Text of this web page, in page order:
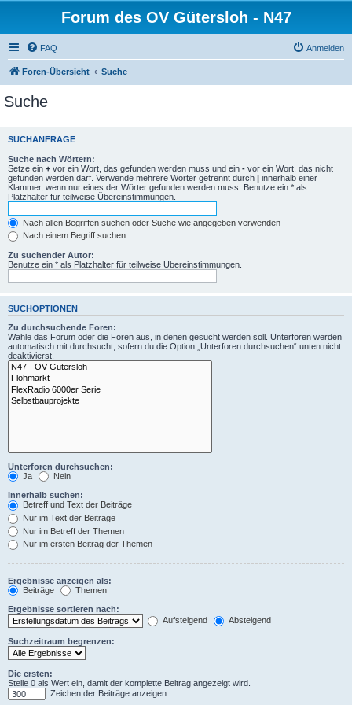
Forum des OV Gütersloh - N47
FAQ Anmelden
Foren-Übersicht Suche
Suche
SUCHANFRAGE
Suche nach Wörtern:
Setze ein + vor ein Wort, das gefunden werden muss und ein - vor ein Wort, das nicht
gefunden werden darf. Verwende mehrere Wörter getrennt durch | innerhalb einer
Klammer, wenn nur eines der Wörter gefunden werden muss. Benutze ein * als
Platzhalter für teilweise Übereinstimmungen.
Nach allen Begriffen suchen oder Suche wie angegeben verwenden
Nach einem Begriff suchen
Zu suchender Autor:
Benutze ein * als Platzhalter für teilweise Übereinstimmungen.
SUCHOPTIONEN
Zu durchsuchende Foren:
Wähle das Forum oder die Foren aus, in denen gesucht werden soll. Unterforen werden
automatisch mit durchsucht, sofern du die Option „Unterforen durchsuchen“ unten nicht
deaktivierst.
Unterforen durchsuchen:
Ja
Nein
Innerhalb suchen:
Betreff und Text der Beiträge
Nur im Text der Beiträge
Nur im Betreff der Themen
Nur im ersten Beitrag der Themen
Ergebnisse anzeigen als:
Beiträge
Themen
Ergebnisse sortieren nach:
Aufsteigend
Absteigend
Suchzeitraum begrenzen:
Die ersten:
Stelle 0 als Wert ein, damit der komplette Beitrag angezeigt wird.
Zeichen der Beiträge anzeigen